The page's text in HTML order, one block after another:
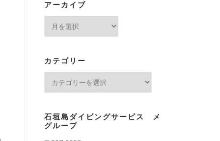
アーカイブ
ブ
カテゴリー
ー
石垣島ダイビングサービス メ
グループ